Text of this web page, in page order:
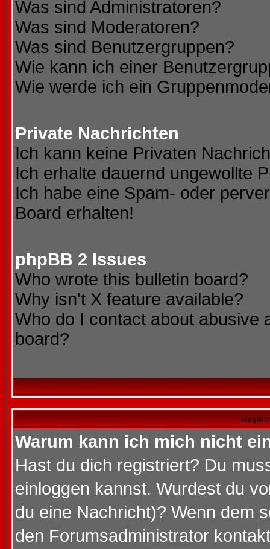
Was sind Administratoren?
Was sind Moderatoren?
Was sind Benutzergruppen?
Wie kann ich einer
Wie werde ich ein
Private Nachrichten
Ich kann keine Privaten
Ich erhalte dauernd ungewollte
Ich habe eine Spam- oder
Board erhalten!
phpBB 2 Issues
Who wrote this bulletin board?
Why isn't X feature available?
Who do I contact about abusive
board?
Warum kann ich mich nicht
Hast du dich registriert? Du
einloggen kannst. Wurdest du
du eine Nachricht)? Wenn dem
den Forumsadministrator